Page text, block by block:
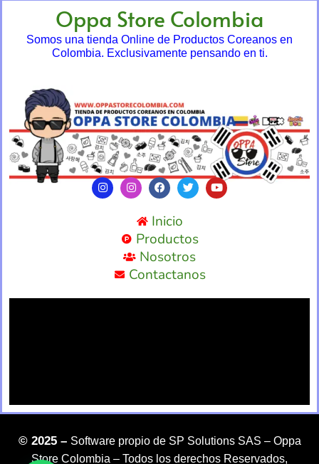
Oppa Store Colombia
Somos una tienda Online de Productos Coreanos en
Colombia. Exclusivamente pensando en ti.
Inicio
Productos
Nosotros
Contactanos
©2025 – Software propio de SP Solutions SAS – Oppa
Store Colombia – Todos los derechos Reservados,